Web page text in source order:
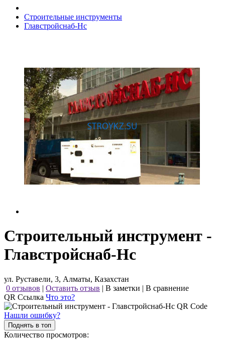
Строительные инструменты
Главстройснаб-Нс
Строительный инструмент -
Главстройснаб-Нс
ул. Руставели, 3, Алматы, Казахстан
0 отзывов | Оставить отзыв | В заметки | В сравнение
QR Ссылка Что это?
Нашли ошибку?
Поднять в топ
Количество просмотров: